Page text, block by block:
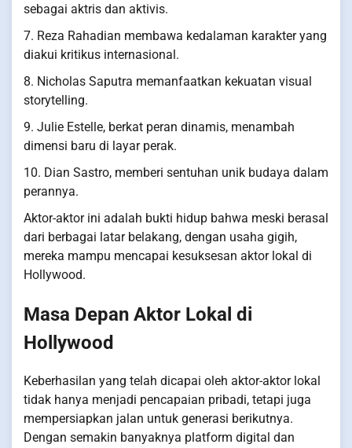
sebagai aktris dan aktivis.
7. Reza Rahadian membawa kedalaman karakter yang
diakui kritikus internasional.
8. Nicholas Saputra memanfaatkan kekuatan visual
storytelling.
9. Julie Estelle, berkat peran dinamis, menambah
dimensi baru di layar perak.
10. Dian Sastro, memberi sentuhan unik budaya dalam
perannya.
Aktor-aktor ini adalah bukti hidup bahwa meski berasal
dari berbagai latar belakang, dengan usaha gigih,
mereka mampu mencapai kesuksesan aktor lokal di
Hollywood.
Masa Depan Aktor Lokal di
Hollywood
Keberhasilan yang telah dicapai oleh aktor-aktor lokal
tidak hanya menjadi pencapaian pribadi, tetapi juga
mempersiapkan jalan untuk generasi berikutnya.
Dengan semakin banyaknya platform digital dan